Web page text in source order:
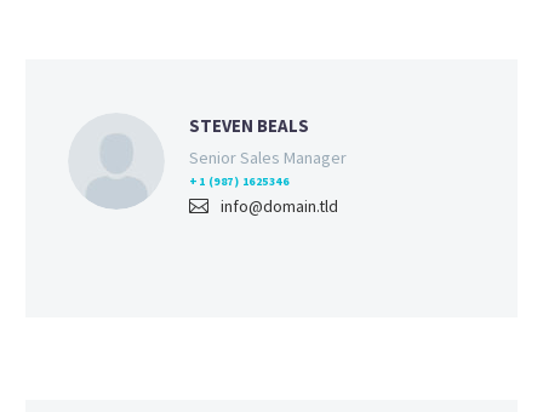
STEVEN BEALS
Senior Sales Manager
+1 (987) 1625346
info@domain.tld